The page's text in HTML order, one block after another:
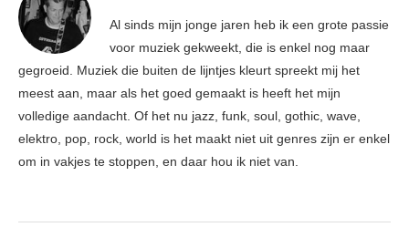
Al sinds mijn jonge jaren heb ik een grote passie
voor muziek gekweekt, die is enkel nog maar
gegroeid. Muziek die buiten de lijntjes kleurt spreekt mij het
meest aan, maar als het goed gemaakt is heeft het mijn
volledige aandacht. Of het nu jazz, funk, soul, gothic, wave,
elektro, pop, rock, world is het maakt niet uit genres zijn er enkel
om in vakjes te stoppen, en daar hou ik niet van.